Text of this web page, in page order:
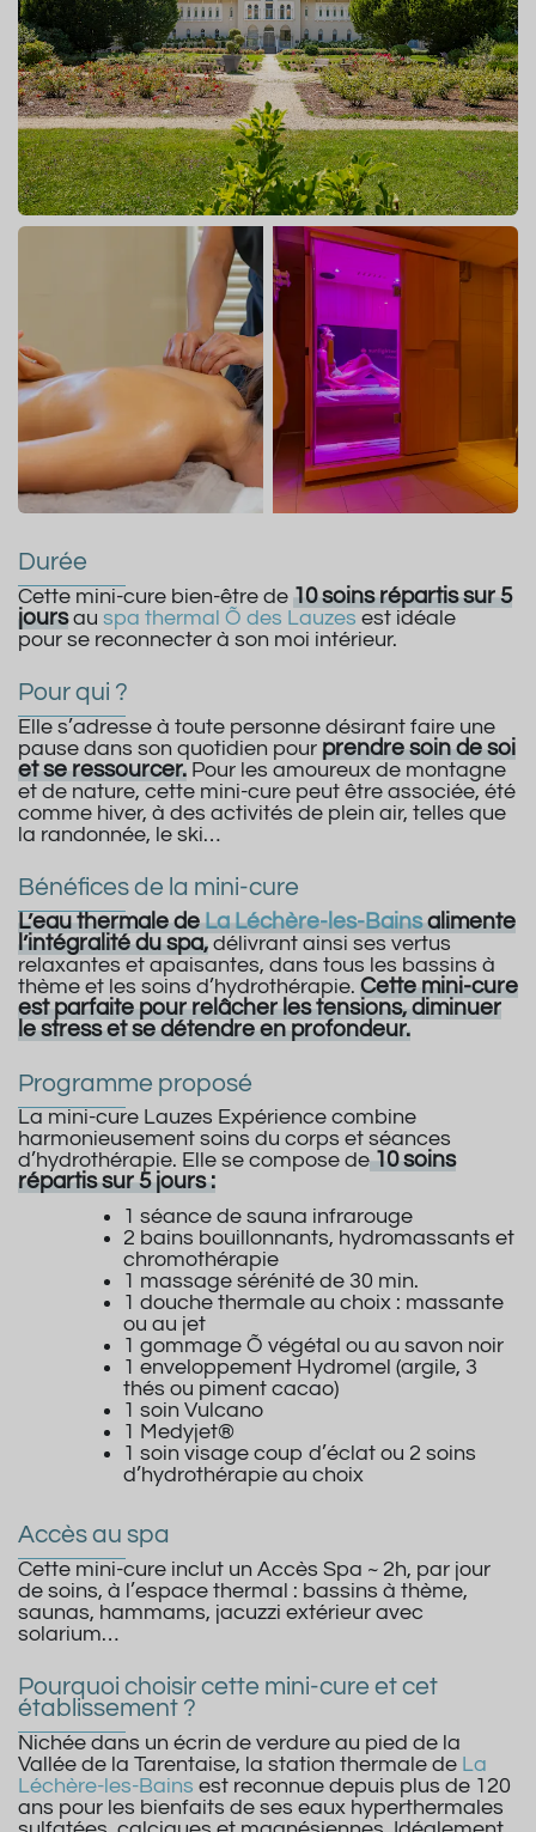
Durée
Cette mini-cure bien-être de 10 soins répartis sur 5
joursau spa thermal Õ des Lauzes est idéale
pour se reconnecter à son moi intérieur.
Pour qui ?
Elle s’adresse à toute personne désirant faire une
pause dans son quotidien pour prendre soin de soi
et se ressourcer. Pour les amoureux de montagne
et de nature, cette mini-cure peut être associée, été
comme hiver, à des activités de plein air, telles que
la randonnée, le ski…
Bénéfices de la mini-cure
L’eau thermale deLa Léchère-les-Bainsalimente
l’intégralité du spa, délivrant ainsi ses vertus
relaxantes et apaisantes, dans tous les bassins à
thème et les soins d’hydrothérapie. Cette mini-cure
est parfaite pour relâcher les tensions, diminuer
le stress et se détendre en profondeur.
Programme proposé
La mini-cure Lauzes Expérience combine
harmonieusement soins du corps et séances
d’hydrothérapie. Elle se compose de10 soins
répartis sur 5 jours :
1 séance de sauna infrarouge
2 bains bouillonnants, hydromassants et
chromothérapie
1 massage sérénité de 30 min.
1 douche thermale au choix : massante
ou au jet
1 gommage Õ végétal ou au savon noir
1 enveloppement Hydromel (argile, 3
thés ou piment cacao)
1 soin Vulcano
1 Medyjet®
1 soin visage coup d’éclat ou 2 soins
d’hydrothérapie au choix
Accès au spa
Cette mini-cure inclut un Accès Spa ~ 2h, par jour
de soins, à l’espace thermal : bassins à thème,
saunas, hammams, jacuzzi extérieur avec
solarium…
Pourquoi choisir cette mini-cure et cet
établissement ?
Nichée dans un écrin de verdure au pied de la
Vallée de la Tarentaise, la station thermale de La
Léchère-les-Bains est reconnue depuis plus de 120
ans pour les bienfaits de ses eaux hyperthermales